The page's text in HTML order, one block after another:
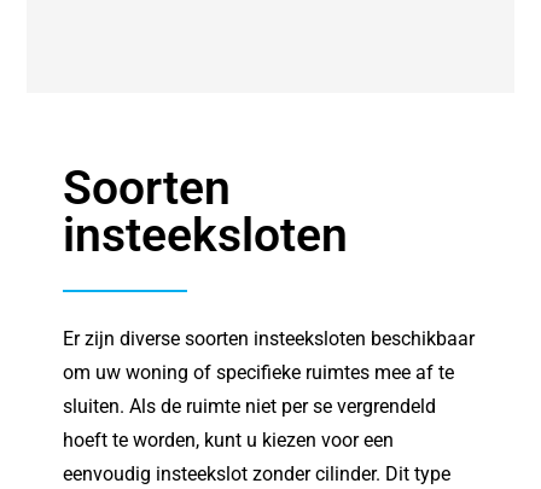
Soorten
insteeksloten
Er zijn diverse soorten insteeksloten beschikbaar
om uw woning of specifieke ruimtes mee af te
sluiten. Als de ruimte niet per se vergrendeld
hoeft te worden, kunt u kiezen voor een
eenvoudig insteekslot zonder cilinder. Dit type